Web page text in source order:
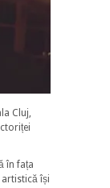
Cluj,
în fața
își